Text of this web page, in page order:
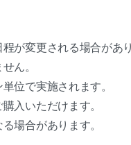
が変更される場合があ
ん。
位で実施されます。
入いただけます。
場合があります。